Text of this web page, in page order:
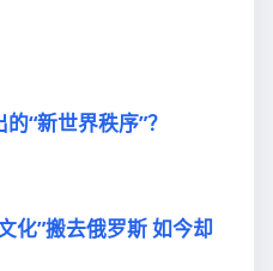
“新世界秩序”？
化”搬去俄罗斯 如今却